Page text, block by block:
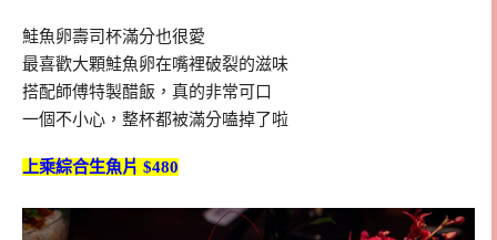
鮭魚卵壽司杯滿分也很愛
最喜歡大顆鮭魚卵在嘴裡破裂的滋味
搭配師傅特製醋飯，真的非常可口
一個不小心，整杯都被滿分嗑掉了啦
上乘綜合生魚片 $480